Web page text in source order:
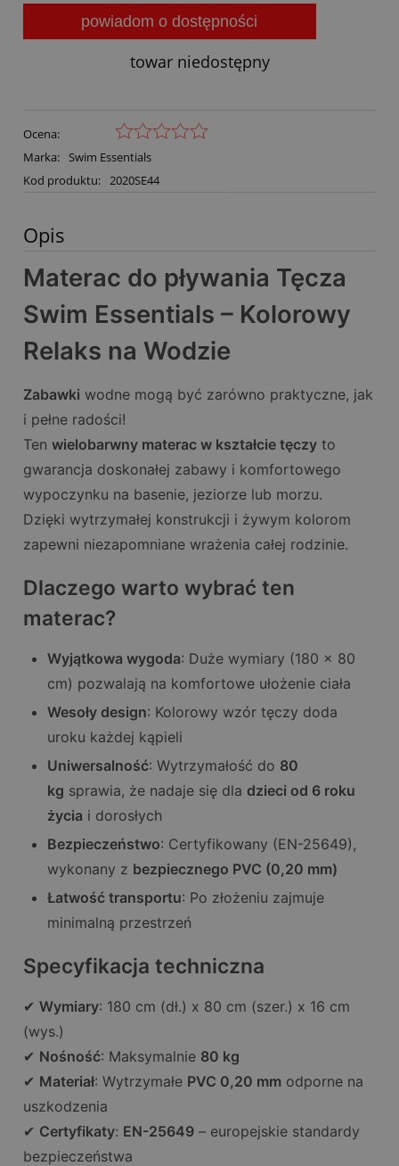
powiadom o dostępności
towar niedostępny
Ocena:
Marka: Swim Essentials
Kod produktu: 2020SE44
Opis
Materac do pływania Tęcza
Swim Essentials – Kolorowy
Relaks na Wodzie
Zabawki wodne mogą być zarówno praktyczne, jak
i pełne radości!
Ten wielobarwny materac w kształcie tęczy to
gwarancja doskonałej zabawy i komfortowego
wypoczynku na basenie, jeziorze lub morzu.
Dzięki wytrzymałej konstrukcji i żywym kolorom
zapewni niezapomniane wrażenia całej rodzinie.
Dlaczego warto wybrać ten
materac?
Wyjątkowa wygoda: Duże wymiary (180 x 80
cm) pozwalają na komfortowe ułożenie ciała
Wesoły design: Kolorowy wzór tęczy doda
uroku każdej kąpieli
Uniwersalność: Wytrzymałość do 80
kg sprawia, że nadaje się dladzieci od 6 roku
życia i dorosłych
Bezpieczeństwo: Certyfikowany (EN-25649),
wykonany z bezpiecznego PVC (0,20 mm)
Łatwość transportu: Po złożeniu zajmuje
minimalną przestrzeń
Specyfikacja techniczna
✔ Wymiary: 180 cm (dł.) x 80 cm (szer.) x 16 cm
(wys.)
✔ Nośność: Maksymalnie 80 kg
✔ Materiał: Wytrzymałe PVC 0,20 mm odporne na
uszkodzenia
✔ Certyfikaty: EN-25649 – europejskie standardy
bezpieczeństwa